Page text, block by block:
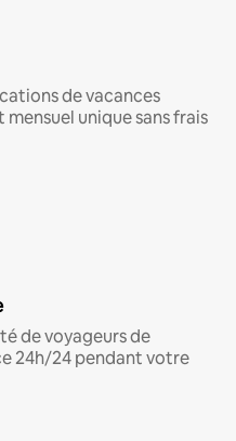
de vacances
unique sans frais
de voyageurs de
24h/24 pendant votre